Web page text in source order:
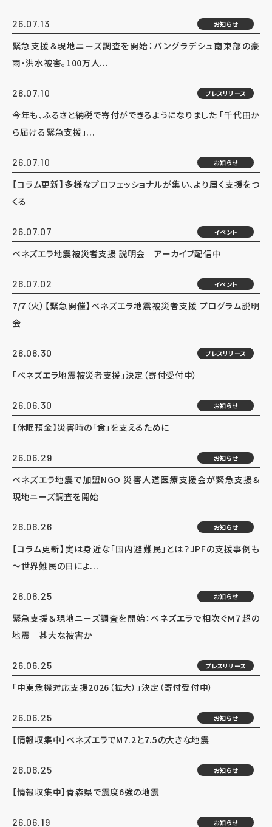
26.07.13 お知らせ
緊急支援＆現地ニーズ調査を開始：バングラデシュ南東部の豪
雨・洪水被害。100万人...
26.07.10 プレスリリース
今年も、ふるさと納税で寄付ができるようになりました 「千代田か
ら届ける緊急支援」...
26.07.10 お知らせ
【コラム更新】多様なプロフェッショナルが集い、より届く支援をつ
くる
26.07.07 イベント
ベネズエラ地震被災者支援 説明会 アーカイブ配信中
26.07.02 イベント
7/7（火）【緊急開催】ベネズエラ地震被災者支援 プログラム説明
会
26.06.30 プレスリリース
「ベネズエラ地震被災者支援」決定（寄付受付中）
26.06.30 お知らせ
【休眠預金】災害時の「食」を支えるために
26.06.29 お知らせ
ベネズエラ地震で加盟NGO 災害人道医療支援会が緊急支援＆
現地ニーズ調査を開始
26.06.26 お知らせ
【コラム更新】実は身近な「国内避難民」とは？JPFの支援事例も
～世界難民の日によ...
26.06.25 お知らせ
緊急支援＆現地ニーズ調査を開始：ベネズエラで相次ぐM７超の
地震 甚大な被害か
26.06.25 プレスリリース
「中東危機対応支援2026（拡大）」決定（寄付受付中）
26.06.25 お知らせ
【情報収集中】ベネズエラでM7.2と7.5の大きな地震
26.06.25 お知らせ
【情報収集中】青森県で震度6強の地震
26.06.19 お知らせ